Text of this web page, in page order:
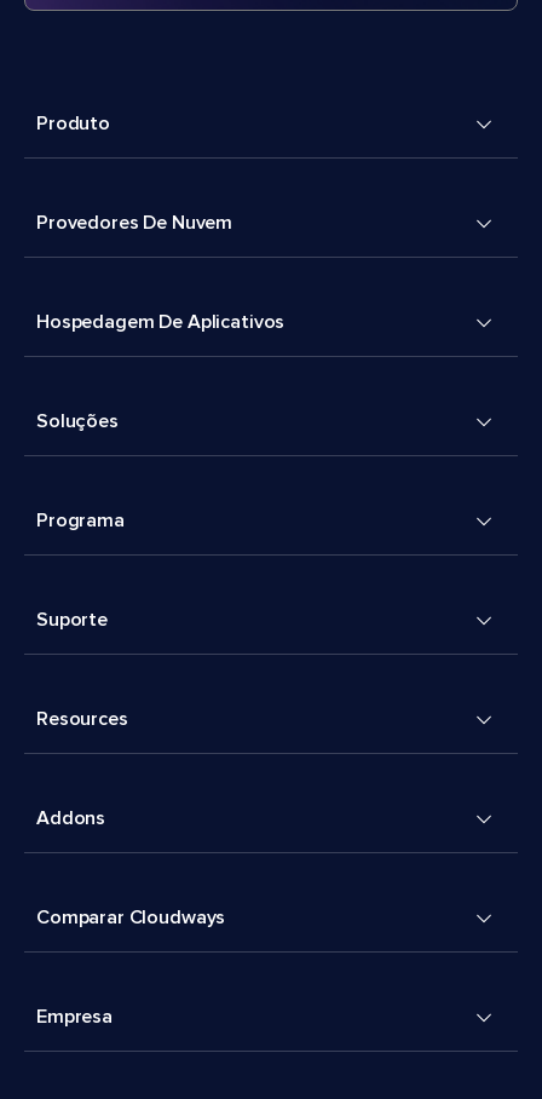
Produto
Provedores De Nuvem
Hospedagem De Aplicativos
Soluções
Programa
Suporte
Resources
Addons
Comparar Cloudways
Empresa